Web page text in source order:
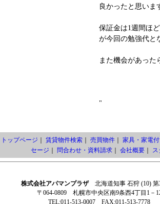
良かったと思いま
保証金は1週間ほ
が今回の勉強代と
また機会があった
"
トップページ 賃貸物件検索｜ 売買物件｜ 家具・家電
セージ
問合わせ・資料請求｜ 会社概要｜ ス
株式会社アパマンプラザ北海道知事 石狩 (10) 第
〒064-0809 札幌市中央区南9条西4丁目1－
TEL:011-513-0007 FAX:011-513-7778